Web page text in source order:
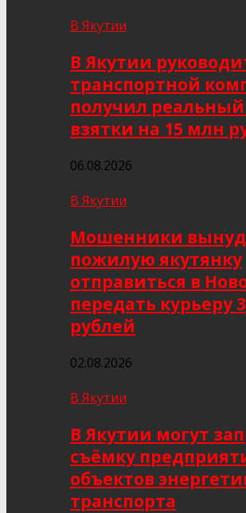
В Якутии
В Якутии
транспортной
получил реальный
взятки на 15 млн
06.08.2026
В Якутии
Мошенники
пожилую якутянку
отправиться в
передать курьеру
рублей
02.08.2026
В Якутии
В Якутии могут
съёмку
объектов
транспорта